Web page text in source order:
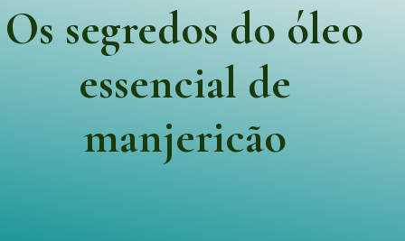
Os segredos do óleo
essencial de
manjericão